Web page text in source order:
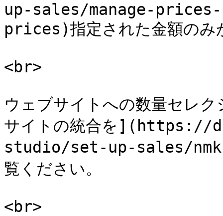
up-sales/manage-
prices)指定された金額のみ
<br>
ウェブサイトへの数量セレ
サイトの統合を](https://
studio/set-up-sales/
覧ください。
<br>